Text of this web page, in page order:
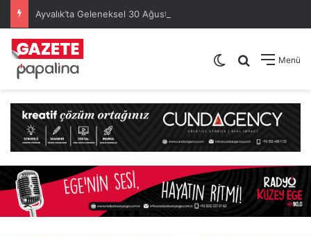
Menü
Arama yap
Dış görünümü